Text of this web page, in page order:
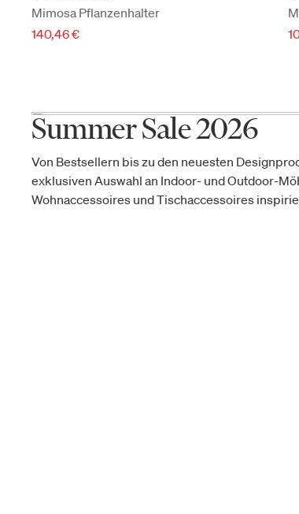
Mimosa Pflanzenhalter
140,46 €
Summer Sale 2026
Von Bestsellern bis zu den neuesten
exklusiven Auswahl an Indoor- und Outdoor-
Wohnaccessoires und Tischaccessoires